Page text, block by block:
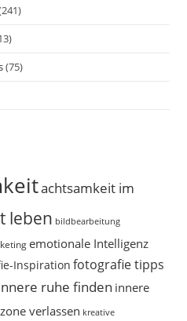
(75)
achtsamkeit im
leben bildbearbeitung
emotionale Intelligenz
Inspiration fotografie tipps
ruhe finden innere
verlassen kreative